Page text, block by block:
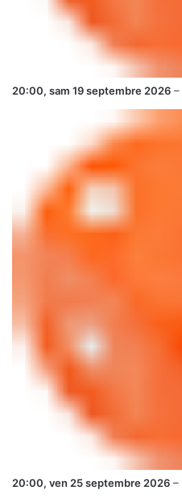
20:00, sam 19 septembre 2026 –
20:00, ven 25 septembre 2026 –